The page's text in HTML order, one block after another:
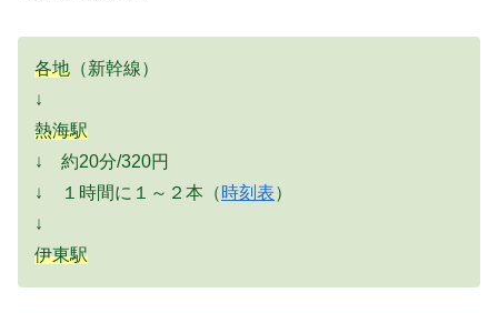
各地 （新幹線）
↓
熱海駅
↓ 約20分/320円
↓ １時間に１～２本（時刻表）
↓
伊東駅